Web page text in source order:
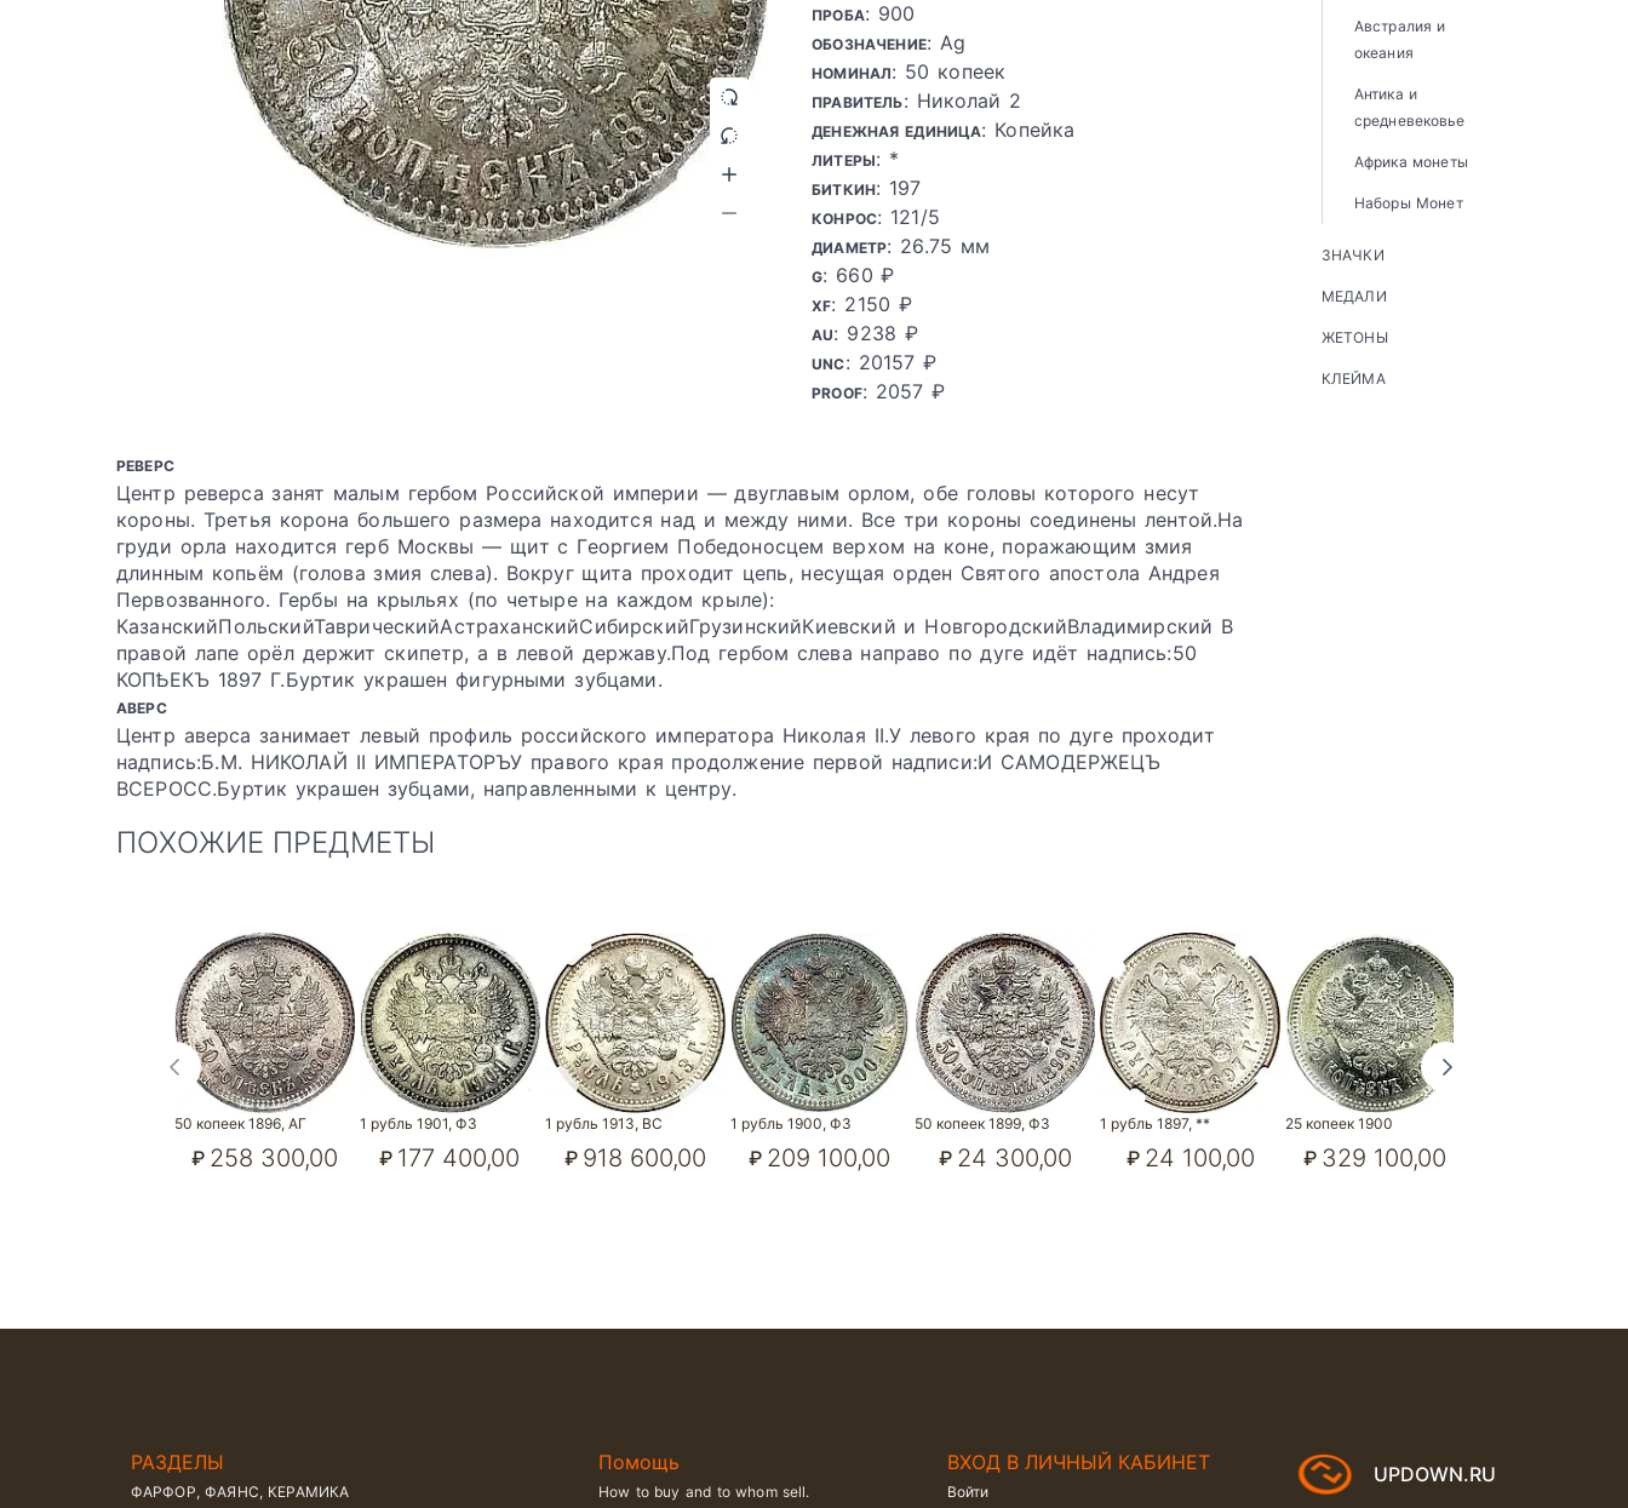
ПРОБА: 900
ОБОЗНАЧЕНИЕ: Ag
НОМИНАЛ: 50 копеек
ПРАВИТЕЛЬ: Николай 2
ДЕНЕЖНАЯ ЕДИНИЦА: Копейка
ЛИТЕРЫ: *
БИТКИН: 197
КОНРОС: 121/5
ДИАМЕТР: 26.75 мм
G: 660 ₽
XF: 2150 ₽
AU: 9238 ₽
UNC: 20157 ₽
PROOF: 2057 ₽
РЕВЕРС
Центр реверса занят малым гербом Российской империи — двуглавым орлом, обе головы которого несут
короны. Третья корона большего размера находится над и между ними. Все три короны соединены лентой.На
груди орла находится герб Москвы — щит с Георгием Победоносцем верхом на коне, поражающим змия
длинным копьём (голова змия слева). Вокруг щита проходит цепь, несущая орден Святого апостола Андрея
Первозванного. Гербы на крыльях (по четыре на каждом крыле):
КазанскийПольскийТаврическийАстраханскийСибирскийГрузинскийКиевский и НовгородскийВладимирский В
правой лапе орёл держит скипетр, а в левой державу.Под гербом слева направо по дуге идёт надпись:50
КОПѢЕКЪ 1897 Г.Буртик украшен фигурными зубцами.
АВЕРС
Центр аверса занимает левый профиль российского императора Николая II.У левого края по дуге проходит
надпись:Б.М. НИКОЛАЙ II ИМПЕРАТОРЪУ правого края продолжение первой надписи:И САМОДЕРЖЕЦЪ
ВСЕРОСС.Буртик украшен зубцами, направленными к центру.
Австралия и
океания
Антика и
средневековье
Африка монеты
Наборы Монет
ЗНАЧКИ
МЕДАЛИ
ЖЕТОНЫ
КЛЕЙМА
ПОХОЖИЕ ПРЕДМЕТЫ
50 копеек 1896, АГ
₽ 258 300,00
1 рубль 1901, ФЗ
₽ 177 400,00
1 рубль 1913, ВС
₽ 918 600,00
1 рубль 1900, ФЗ
₽ 209 100,00
50 копеек 1899, ФЗ
₽ 24 300,00
1 рубль 1897, **
₽ 24 100,00
25 копеек 1900
₽ 329 100,00
РАЗДЕЛЫ
ФАРФОР, ФАЯНС, КЕРАМИКА
Помощь
How to buy and to whom sell.
ВХОД В ЛИЧНЫЙ КАБИНЕТ
Войти
UPDOWN.RU